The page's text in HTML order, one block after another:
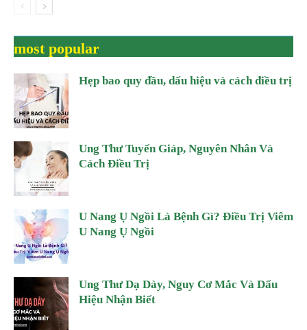
most popular
Hẹp bao quy đầu, dấu hiệu và cách điều trị
Ung Thư Tuyến Giáp, Nguyên Nhân Và
Cách Điều Trị
U Nang Ụ Ngồi Là Bệnh Gì? Điều Trị Viêm
U Nang Ụ Ngồi
Ung Thư Dạ Dày, Nguy Cơ Mắc Và Dấu
Hiệu Nhận Biết